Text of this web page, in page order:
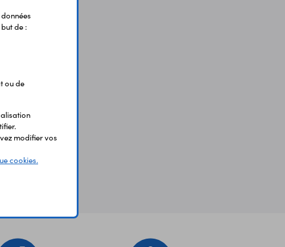
de :
ou de
modifier vos
cookies.